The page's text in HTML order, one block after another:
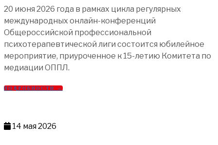
20 июня 2026 года в рамках цикла регулярных
международных онлайн-конференций
Общероссийской профессиональной
психотерапевтической лиги состоится юбилейное
мероприятие, приуроченное к 15-летию Комитета по
медиации ОППЛ.
ПОДРОБНОСТИ →
14 мая 2026